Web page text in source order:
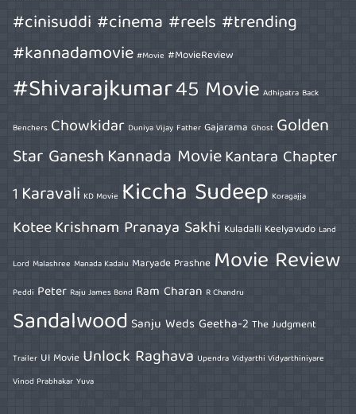
#cinisuddi #cinema #reels #trending
#kannadamovie #Movie #MovieReview
#Shivarajkumar45 Movie Adhipatra Back
Benchers Chowkidar Duniya Vijay Father Gajarama Ghost Golden
Star GaneshKannada MovieKantara Chapter
1 Karavali KD Movie Kiccha Sudeep Koragajja
KoteeKrishnam Pranaya Sakhi Kuladalli Keelyavudo Land
Lord Malashree Manada Kadalu Maryade Prashne Movie Review
Peddi Peter Raju James Bond Ram Charan R Chandru
Sandalwood Sanju Weds Geetha-2 The Judgment
Trailer UI Movie Unlock Raghava Upendra Vidyarthi Vidyarthiniyare
Vinod Prabhakar Yuva